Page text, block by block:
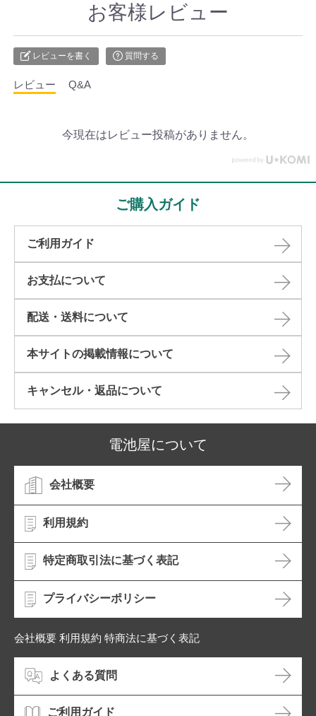
お客様レビュー
レビューを書く 質問する
レビュー Q&A
今現在はレビュー投稿がありません。
ご購入ガイド
ご利用ガイド
お支払について
配送・送料について
本サイトの掲載情報について​
キャンセル・返品について​
電池屋について
会社概要
利用規約
特定商取引法に基づく表記
プライバシーポリシー
会社概要 利用規約 特商法に基づく表記
よくある質問
ご利用ガイド